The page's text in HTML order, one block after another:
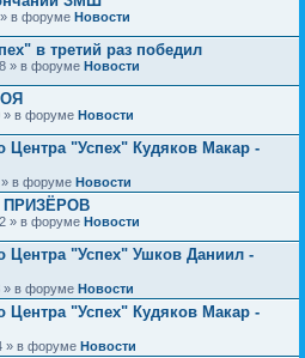
в форуме Новости
в третий раз победил
» в форуме Новости
» в форуме Новости
Центра "Успех" Кудяков Макар -
» в форуме Новости
ПРИЗЁРОВ
» в форуме Новости
Центра "Успех" Ушков Даниил -
» в форуме Новости
Центра "Успех" Кудяков Макар -
» в форуме Новости